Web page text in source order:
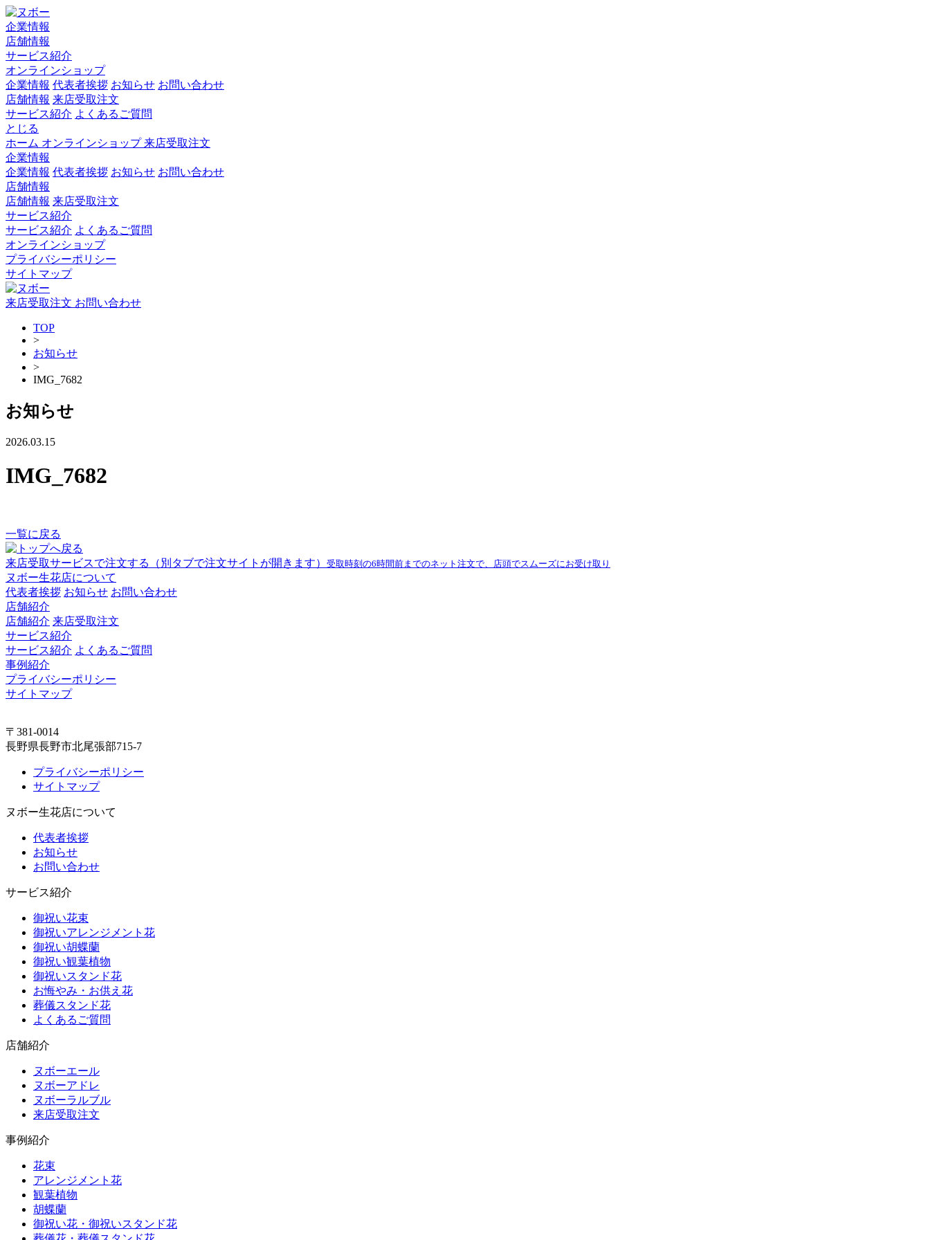
企業情報
店舗情報
サービス紹介
オンラインショップ
企業情報 代表者挨拶 お知らせ お問い合わせ
店舗情報 来店受取注文
サービス紹介 よくあるご質問
とじる
ホーム オンラインショップ来店受取注文
企業情報
企業情報 代表者挨拶 お知らせ お問い合わせ
店舗情報
店舗情報 来店受取注文
サービス紹介
サービス紹介 よくあるご質問
オンラインショップ
プライバシーポリシー
サイトマップ
来店受取注文 お問い合わせ
TOP
>
お知らせ
>
IMG_7682
お知らせ
2026.03.15
IMG_7682
一覧に戻る
来店受取サービスで注文する （別タブで注文サイトが開きます） 受取時刻の6時間前までのネット注文で、店頭でスムーズにお受け取り
ヌボー生花店について
代表者挨拶 お知らせ お問い合わせ
店舗紹介
店舗紹介 来店受取注文
サービス紹介
サービス紹介 よくあるご質問
事例紹介
プライバシーポリシー
サイトマップ
〒381-0014
長野県長野市北尾張部715-7
プライバシーポリシー
サイトマップ
ヌボー生花店について
代表者挨拶
お知らせ
お問い合わせ
サービス紹介
御祝い花束
御祝いアレンジメント花
御祝い胡蝶蘭
御祝い観葉植物
御祝いスタンド花
お悔やみ・お供え花
葬儀スタンド花
よくあるご質問
店舗紹介
ヌボーエール
ヌボーアドレ
ヌボーラルブル
来店受取注文
事例紹介
花束
アレンジメント花
観葉植物
胡蝶蘭
御祝い花・御祝いスタンド花